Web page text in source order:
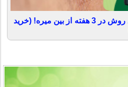
جای هر زخم و بخیه با این روش در 3 هفته از بین میره! (خرید